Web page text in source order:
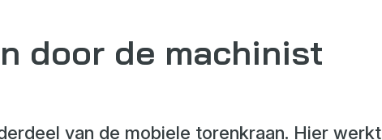
door de machinist
van de mobiele torenkraan. Hier werkt